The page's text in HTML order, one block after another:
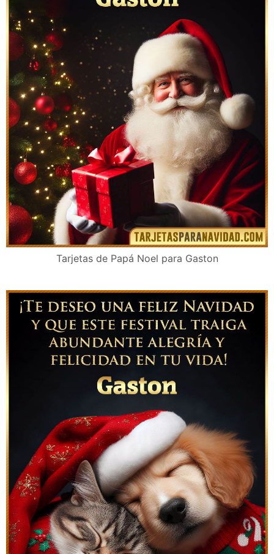
Tarjetas navideñas para Gaston
Tarjetas de Papá Noel para Gaston